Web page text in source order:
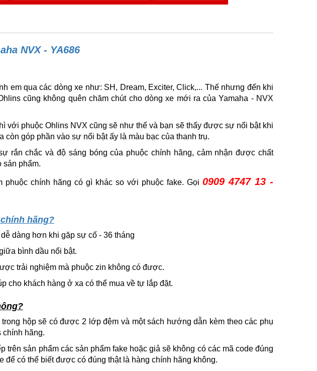
NVX - YA686
em qua các dòng xe như: SH, Dream, Exciter, Click,... Thế nhưng đến khi
cũng không quên chăm chút cho dòng xe mới ra của Yamaha - NVX
với phuộc Ohlins NVX cũng sẽ như thế và bạn sẽ thấy được sự nổi bật khi
góp phần vào sự nổi bật ấy là màu bạc của thanh trụ.
rắn chắc và độ sáng bóng của phuộc chính hãng, cảm nhận được chất
sản phẩm.
chính hãng có gì khác so với phuộc fake. Gọi 0909 4747 13 -
hãng?
dàng hơn khi gặp sự cố - 36 tháng
bình dầu nổi bật.
trải nghiệm mà phuộc zin không có được.
cho khách hàng ở xa có thể mua về tự lắp đặt.
hộp sẽ có được 2 lớp đệm và một sách hướng dẫn kèm theo các phụ
chính hãng.
trên sản phẩm các sản phẩm fake hoặc giả sẽ không có các mã code đúng
để có thể biết được có đúng thật là hàng chính hãng không.